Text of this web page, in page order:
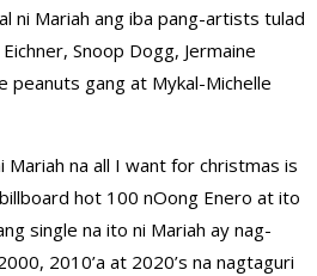
ni Mariah ang iba pang-artists tulad
Snoop Dogg, Jermaine
peanuts gang at Mykal-Michelle
Mariah na all I want for christmas is
hot 100 nOong Enero at ito
single na ito ni Mariah ay nag-
2010’a at 2020’s na nagtaguri